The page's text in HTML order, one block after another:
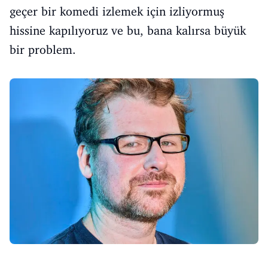
geçer bir komedi izlemek için izliyormuş
hissine kapılıyoruz ve bu, bana kalırsa büyük
bir problem.